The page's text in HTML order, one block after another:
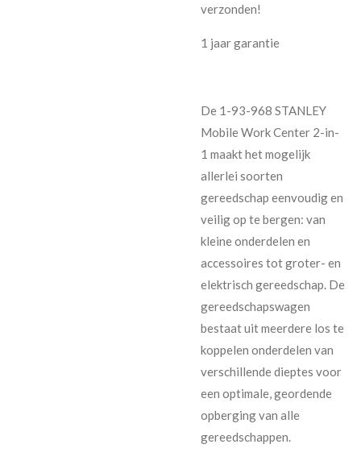
verzonden!
1 jaar garantie
De 1-93-968 STANLEY
Mobile Work Center 2-in-
1 maakt het mogelijk
allerlei soorten
gereedschap eenvoudig en
veilig op te bergen: van
kleine onderdelen en
accessoires tot groter- en
elektrisch gereedschap. De
gereedschapswagen
bestaat uit meerdere los te
koppelen onderdelen van
verschillende dieptes voor
een optimale, geordende
opberging van alle
gereedschappen.